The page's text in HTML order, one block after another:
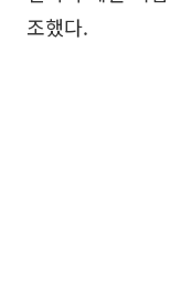
조했다.